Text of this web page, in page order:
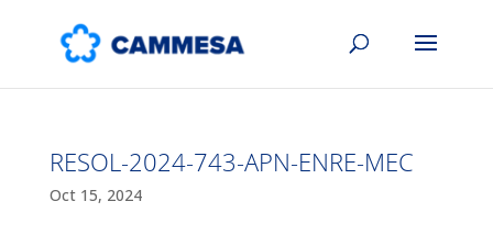
RESOL-2024-743-APN-ENRE-MEC
Oct 15, 2024